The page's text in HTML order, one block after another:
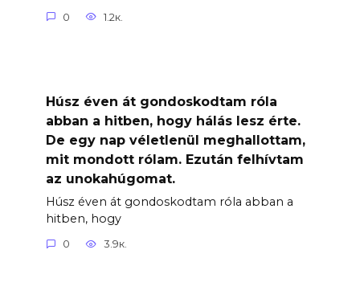
0 1.2к.
Húsz éven át gondoskodtam róla
abban a hitben, hogy hálás lesz érte.
De egy nap véletlenül meghallottam,
mit mondott rólam. Ezután felhívtam
az unokahúgomat.
Húsz éven át gondoskodtam róla abban a
hitben, hogy
0 3.9к.